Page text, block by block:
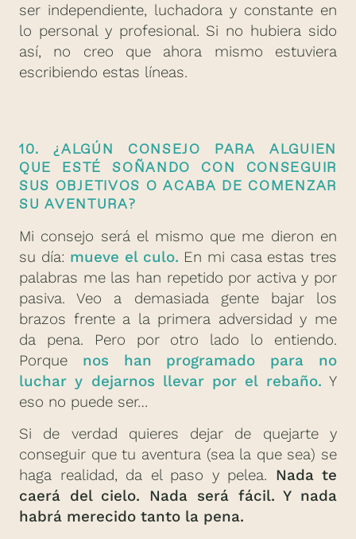
ser independiente, luchadora y constante en
lo personal y profesional. Si no hubiera sido
así, no creo que ahora mismo estuviera
escribiendo estas líneas.
10. ¿ALGÚN CONSEJO PARA ALGUIEN
QUE ESTÉ SOÑANDO CON CONSEGUIR
SUS OBJETIVOS O ACABA DE COMENZAR
SU AVENTURA?
Mi consejo será el mismo que me dieron en
su día: mueve el culo. En mi casa estas tres
palabras me las han repetido por activa y por
pasiva. Veo a demasiada gente bajar los
brazos frente a la primera adversidad y me
da pena. Pero por otro lado lo entiendo.
Porque nos han programado para no
luchar y dejarnos llevar por el rebaño. Y
eso no puede ser…
Si de verdad quieres dejar de quejarte y
conseguir que tu aventura (sea la que sea) se
haga realidad, da el paso y pelea. Nada te
caerá del cielo. Nada será fácil. Y nada
habrá merecido tanto la pena.